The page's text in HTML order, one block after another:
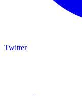
Twitter